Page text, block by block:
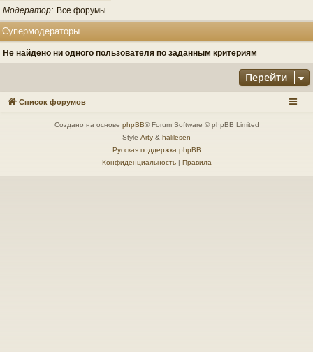
Модератор Все форумы
Супермодераторы
Не найдено ни одного пользователя по заданным критериям
Перейти
Список форумов
Создано на основе phpBB® Forum Software © phpBB Limited
Style Arty & halilesen
Русская поддержка phpBB
Конфиденциальность| Правила